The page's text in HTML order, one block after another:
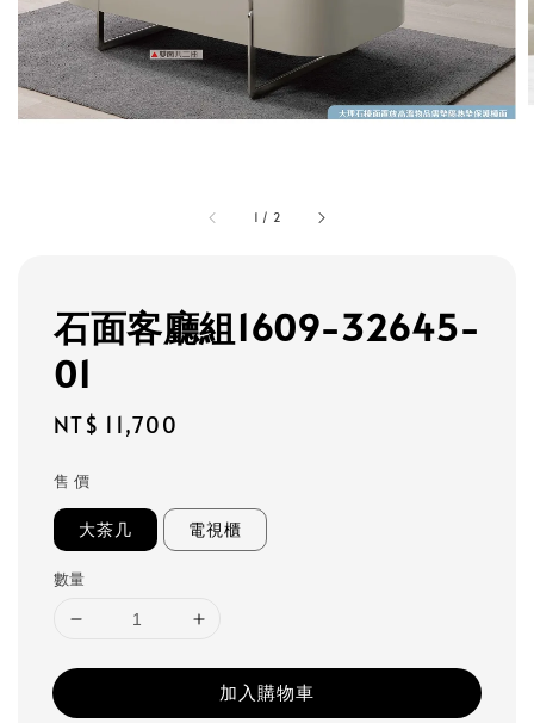
1 / 2
石面客廳組1609-32645-
01
Regular
NT$ 11,700
售 價
大茶几 電視櫃
數量
加入購物車